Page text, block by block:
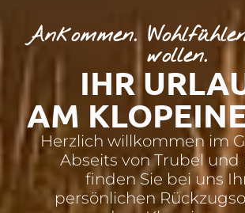
Ankommen.
wollen.
IHR
AM
Herzlich willkommen im
Abseits von Trubel und
finden Sie bei uns
persönlichen